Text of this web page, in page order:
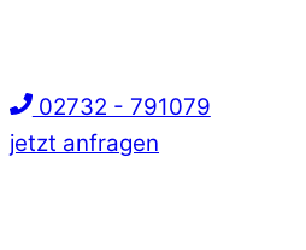
02732 - 791079
jetzt anfragen